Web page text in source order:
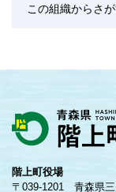
この組織からさ
階上町役場
〒039-1201 青森県三